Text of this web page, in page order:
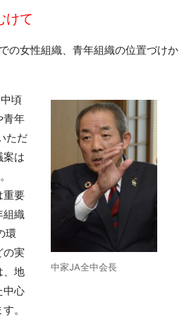
けて
の女性組織、青年組織の位置づけか
中家JA全中会長
頃
青年
ただ
案は
重要
組織
環
の実
、地
中心
。